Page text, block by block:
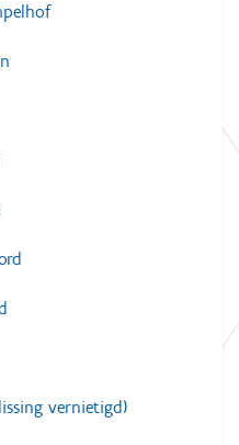
vernietigd)